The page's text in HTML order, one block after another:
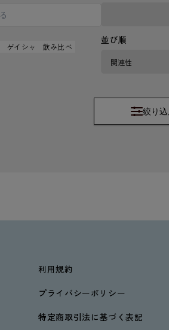
ゲイシャ 飲み比べ
並び順
絞り
利用規約
プライバシーポリシー
特定商取引法に基づく表記